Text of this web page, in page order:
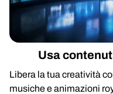
Usa
Libera la tua creatività
musiche e animazioni